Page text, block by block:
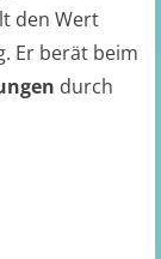
den Wert
Er berät beim
durch